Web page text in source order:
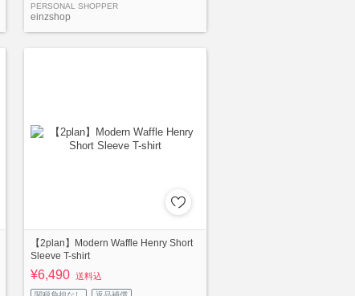
PERSONAL SHOPPER
einzshop
【2plan】Modern Waffle Henry Short
Sleeve T-shirt
¥6,490 送料込